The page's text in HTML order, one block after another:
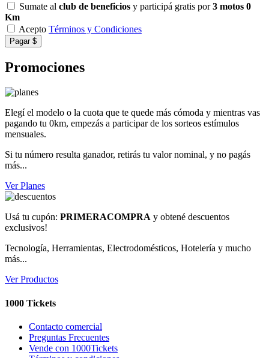
Sumate al club de beneficios y participá gratis por3 motos 0
Km
Acepto Términos y Condiciones
Pagar $
Promociones
Elegí el modelo o la cuota que te quede más cómoda y mientras vas
pagando tu 0km, empezás a participar de los sorteos estímulos
mensuales.
Si tu número resulta ganador, retirás tu valor nominal, y no pagás
más...
Ver Planes
Usá tu cupón: PRIMERACOMPRA y obtené descuentos
exclusivos!
Tecnología, Herramientas, Electrodomésticos, Hotelería y mucho
más...
Ver Productos
1000 Tickets
Contacto comercial
Preguntas Frecuentes
Vende con 1000Tickets